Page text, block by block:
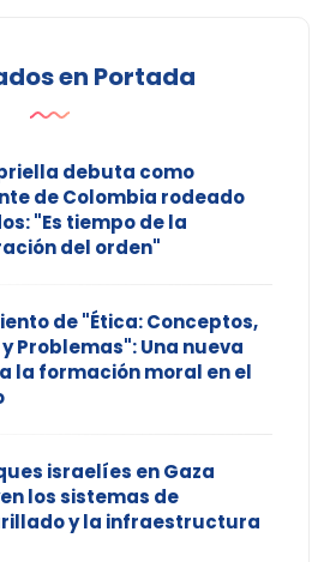
en Portada
debuta como
de Colombia rodeado
"Es tiempo de la
del orden"
de "Ética: Conceptos,
Problemas": Una nueva
la formación moral en el
israelíes en Gaza
los sistemas de
y la infraestructura